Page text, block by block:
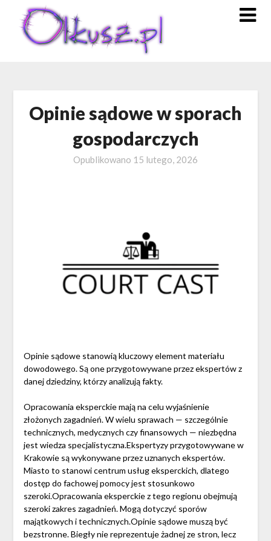
content
Opinie sądowe w sporach
gospodarczych
Opublikowano 15 lutego, 2026
Opinie sądowe stanowią kluczowy element materiału
dowodowego. Są one przygotowywane przez ekspertów z
danej dziedziny, którzy analizują fakty.
Opracowania eksperckie mają na celu wyjaśnienie
złożonych zagadnień. W wielu sprawach — szczególnie
technicznych, medycznych czy finansowych — niezbędna
jest wiedza specjalistyczna.Ekspertyzy przygotowywane w
Krakowie są wykonywane przez uznanych ekspertów.
Miasto to stanowi centrum usług eksperckich, dlatego
dostęp do fachowej pomocy jest stosunkowo
szeroki.Opracowania eksperckie z tego regionu obejmują
szeroki zakres zagadnień. Mogą dotyczyć sporów
majątkowych i technicznych.Opinie sądowe muszą być
bezstronne. Biegły nie reprezentuje żadnej ze stron, lecz